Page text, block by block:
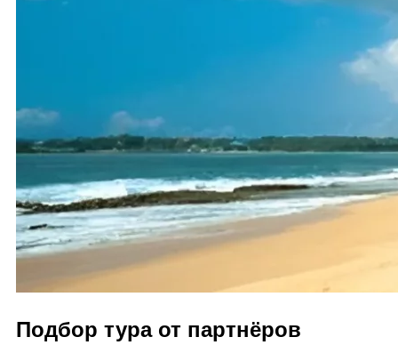
Подбор тура от партнёров